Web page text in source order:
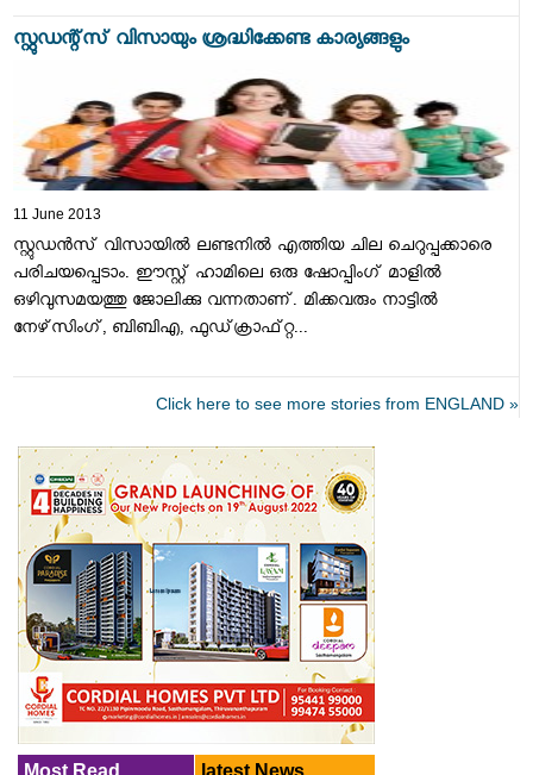
സ്റ്റുഡന്റ്‌സ്‌ വിസായും ശ്രദ്ധിക്കേണ്ട കാര്യങ്ങളും
11 June 2013
സ്റ്റുഡന്‍സ്‌ വിസായില്‍ ലണ്ടനില്‍ എത്തിയ ചില ചെറുപ്പക്കാരെ
പരിചയപ്പെടാം. ഈസ്റ്റ്‌ ഹാമിലെ ഒരു ഷോപ്പിംഗ്‌ മാളില്‍
ഒഴിവുസമയത്തു ജോലിക്കു വന്നതാണ്‌. മിക്കവരും നാട്ടില്‍
നേഴ്‌സിംഗ്‌, ബിബിഎ, ഫുഡ്‌ക്രാഫ്‌റ്റ...
Click here to see more stories from ENGLAND »
Most Read latest News